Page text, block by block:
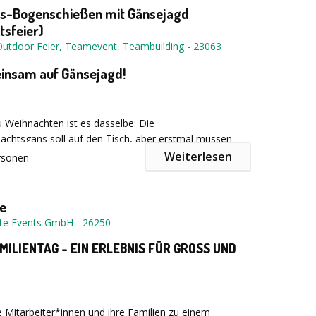
Bogenschießen mit Gänsejagd
Feier, Teamevent, Teambuilding- 23063
auf Gänsejagd!
Weihnachten ist es dasselbe: Die
soll auf den Tisch, aber erstmal müssen
Jäger und Jägerinnen raus in den Schnee.
lässt. Seid ihr treffsicher genug, um sie auf den
Und was macht ihr, wenn sich plötzlich
Weiterlesen
Events GmbH - 26250
– EIN ERLEBNIS FÜR GROSS UND
Mitarbeiter*innen und ihre Familien zu einem